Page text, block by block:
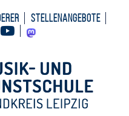
Stellenangebote
YoutubeMastodon